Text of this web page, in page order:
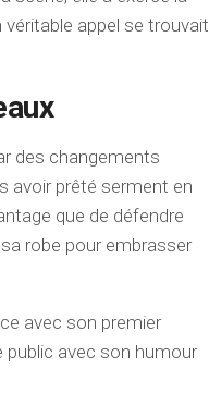
appel se trouvait
des changements
avoir prêté serment en
que de défendre
robe pour embrasser
avec son premier
public avec son humour